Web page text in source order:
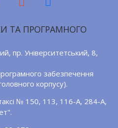
ТА ПРОГРАМНОГО
пр. Університетський, 8,
забезпечення
корпусу).
№ 150, 113, 116-А, 284-A,